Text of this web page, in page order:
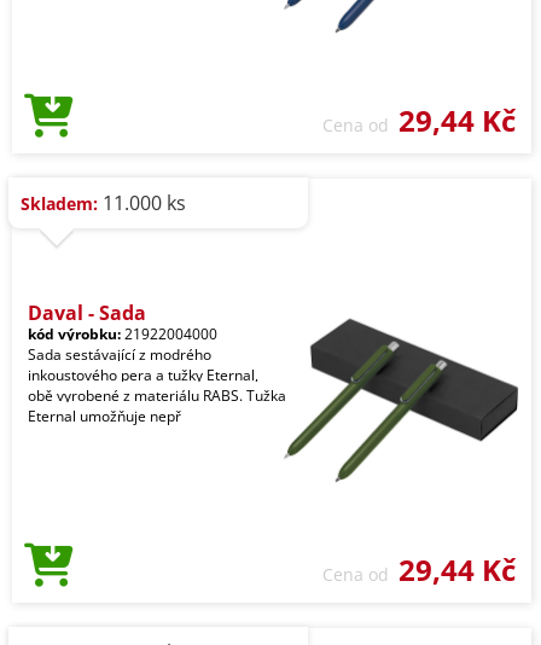
Cena od 29,44 Kč
Skladem: 11.000 ks
Dayal - Sada
kód výrobku:21922004000
Sada sestávající z modrého
inkoustového pera a tužky Eternal,
obě vyrobené z materiálu RABS. Tužka
Eternal umožňuje nepř
Cena od 29,44 Kč